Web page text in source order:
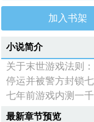
加入书架
小说简介
关于末世游戏法则
停运并被警方封锁
七年前游戏内测一
最新章节预览